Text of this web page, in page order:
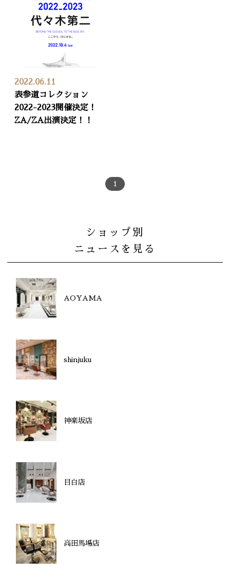
2022.06.11
表参道コレクション
2022-2023開催決定！
ZA/ZA出演決定！！
1
ショップ別
ニュースを見る
AOYAMA
shinjuku
神楽坂店
目白店
高田馬場店